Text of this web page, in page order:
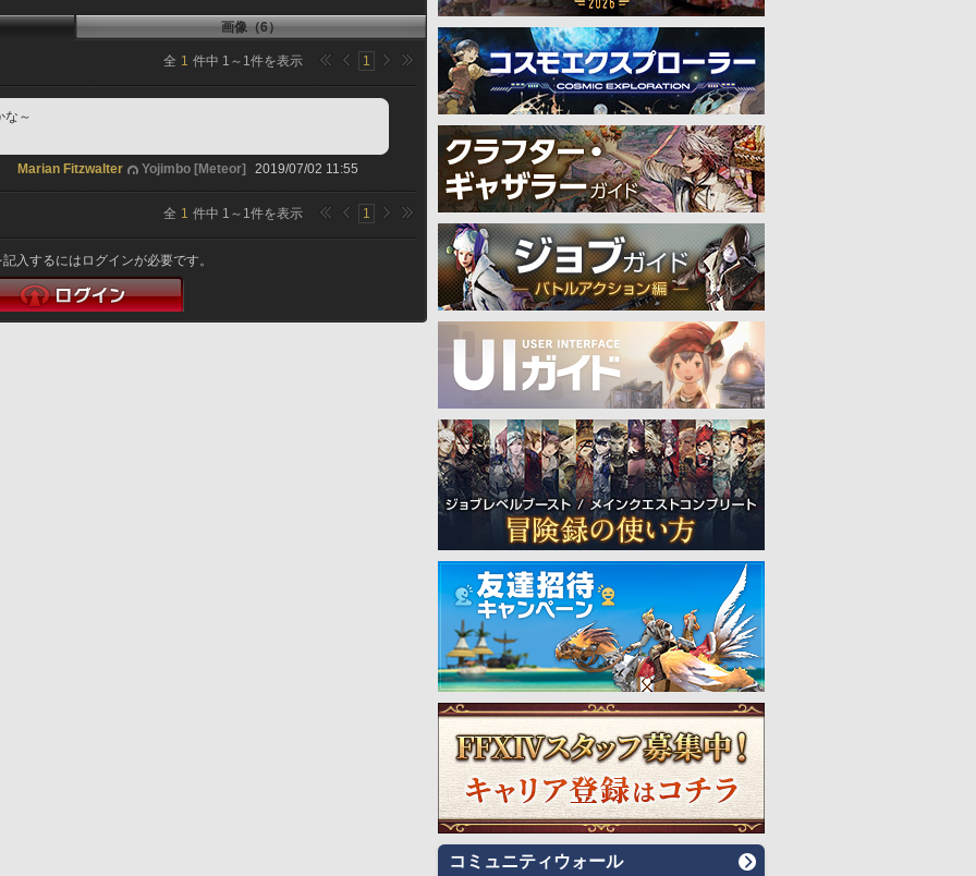
画像（6）
全 1 件中 1 ～ 1件を表示 1
な～
Marian Fitzwalter Yojimbo [Meteor] 2019/07/02 11:55
全 1 件中 1 ～ 1件を表示 1
入するにはログインが必要です。
コミュニティウォール